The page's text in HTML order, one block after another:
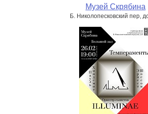
Музей Скрябина
Б. Николопесковский пер,